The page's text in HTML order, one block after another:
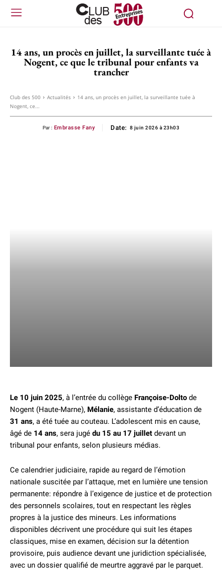
14 ans, un procès en juillet, la surveillante tuée à
Nogent, ce que le tribunal pour enfants va
trancher
Club des 500 Actualités
14 ans, un procès en juillet, la surveillante tuée à
Nogent, ce...
Par : Embrasse Fany Date: 8 juin 2026 à 23h03
Le 10 juin 2025, à l’entrée du collège Françoise-Dolto de
Nogent (Haute-Marne), Mélanie, assistante d’éducation de
31 ans, a été tuée au couteau. L’adolescent mis en cause,
âgé de 14 ans, sera jugé du 15 au 17 juillet devant un
tribunal pour enfants, selon plusieurs médias.
Ce calendrier judiciaire, rapide au regard de l’émotion
nationale suscitée par l’attaque, met en lumière une tension
permanente: répondre à l’exigence de justice et de protection
des personnels scolaires, tout en respectant les règles
propres à la justice des mineurs. Les informations
disponibles décrivent une procédure qui suit les étapes
classiques, mise en examen, décision sur la détention
provisoire, puis audience devant une juridiction spécialisée,
avec un dossier qualifié de meurtre aggravé par le parquet.